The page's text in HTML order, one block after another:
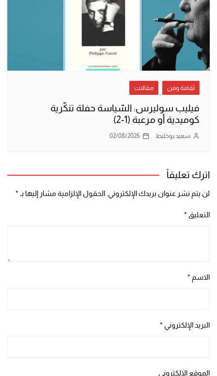
ثقافة وفن مقالات
فيليب سوليرس: السّياسة حفلة تنكّرية
كوميدية أو مرعبة (1-2)
سعيد بوخليط 02/08/2026
اترك تعليقاً
لن يتم نشر عنوان بريدك الإلكتروني. الحقول الإلزامية مشار إليها بـ *
التعليق *
الاسم *
البريد الإلكتروني *
الموقع الإلكتروني